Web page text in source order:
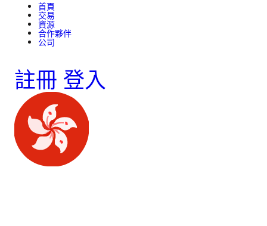
首頁
交易
資源
合作夥伴
公司
註冊 登入